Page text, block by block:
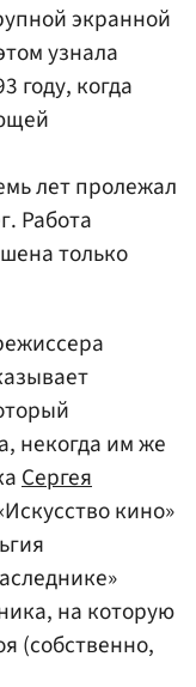
экранной
узнала
году, когда
лет пролежал
Работа
только
некогда им же
Сергея
кино»
на которую
(собственно,